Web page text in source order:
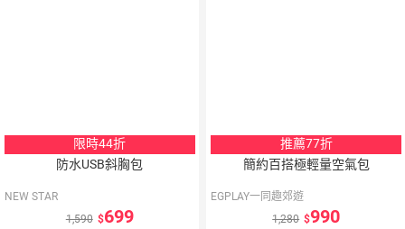
限時44折
防水USB斜胸包
NEW STAR
1,590
699
推薦77折
簡約百搭極輕量空氣包
EGPLAY一同趣郊遊
1,280
990